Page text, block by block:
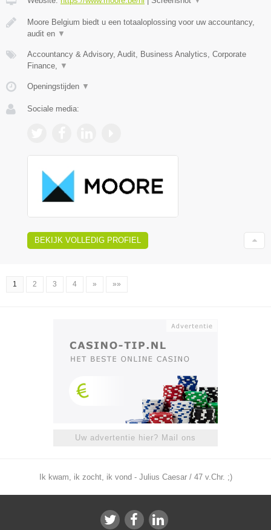
Moore Belgium biedt u een totaaloplossing voor uw accountancy,
audit en ▼
Accountancy & Advisory, Audit, Business Analytics, Corporate
Finance,
▼
Openingstijden ▼
Sociale media:
BEKIJK VOLLEDIG PROFIEL
1 2 3 4 » »»
Uw advertentie hier? Mail ons
Ik kwam, ik zocht, ik vond - Julius Caesar / 47 v.Chr. ;)